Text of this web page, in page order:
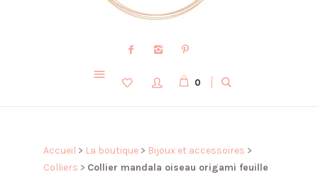
0
Accueil > La boutique> Bijoux et accessoires >
Colliers > Collier mandala oiseau origami feuille